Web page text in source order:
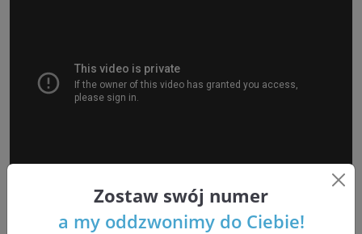
Zostaw swój numer
a my oddzwonimy do Ciebie!